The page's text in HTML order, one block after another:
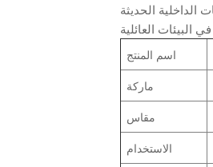
اسم المنتج
ماركة
مقاس
الاستخدام